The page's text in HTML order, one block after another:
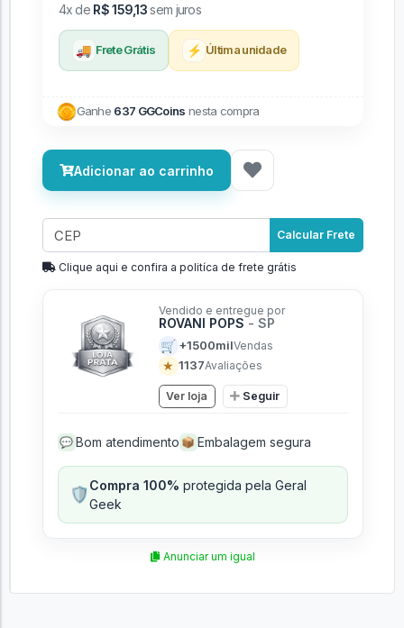
4x de R$ 159,13sem juros
🚚 Frete Grátis ⚡ Última unidade
Ganhe 637 GGCoins nesta compra
Adicionar ao carrinho
Calcular Frete
Clique aqui e confira a politíca de frete grátis
Vendido e entregue por
ROVANI POPS - SP
🛒 +1500milVendas
★ 1137Avaliações
Ver loja Seguir
💬 Bom atendimento 📦 Embalagem segura
🛡️Compra 100% protegida pela Geral
Geek
Anunciar um igual